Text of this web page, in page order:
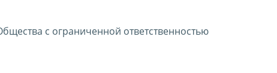
с ограниченной ответственностью